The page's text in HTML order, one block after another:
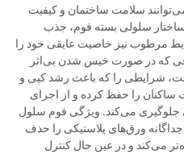
سلامت ساختمان و کیفیت
ساختار سلولی بسته فوم، جذب
مرطوب نیز خاصیت عایقی خود را
که در صورت خیس شدن بی‌اثر
شرایطی را که باعث رشد کپی و
را حفظ کرده و از اجرای
جلوگیری می‌کند. ویژگی فوم سلول
ورق‌های پلاستیکی را حذف
می‌کند و در عین حال کنترل